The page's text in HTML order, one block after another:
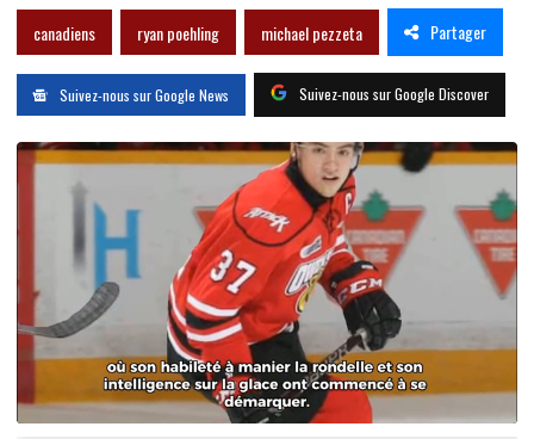
canadiens ryan poehling michael pezzeta Partager
Suivez-nous sur Google News Suivez-nous sur Google Discover